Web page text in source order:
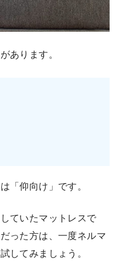
あります。
「仰向け」です。
ていたマットレスで
った方は、一度ネルマ
してみましょう。